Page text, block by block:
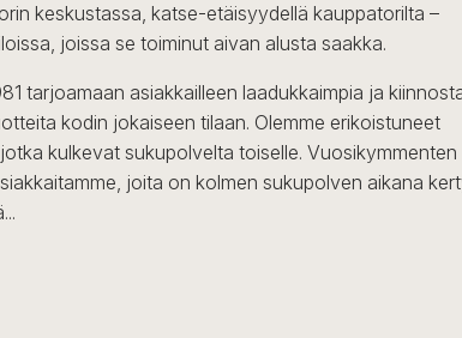
keskustassa, katse-etäisyydellä kauppatorilta –
joissa se toiminut aivan alusta saakka.
tarjoamaan asiakkailleen laadukkaimpia ja
kodin jokaiseen tilaan. Olemme erikoistuneet
kulkevat sukupolvelta toiselle. Vuosikymmenten
joita on kolmen sukupolven aikana